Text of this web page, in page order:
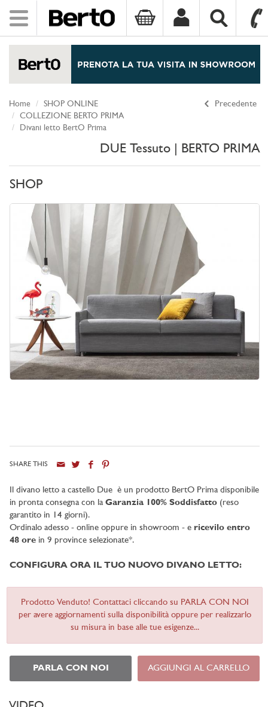
Toggle
navigation
Precedente
Home
SHOP ONLINE
COLLEZIONE BERTO PRIMA
Divani letto BertO Prima
DUE Tessuto | BERTO PRIMA
SHOP
SHARE THIS
Il divano letto a castello Due è un prodotto BertO Prima disponibile
in pronta consegna con la Garanzia 100% Soddisfatto (reso
garantito in 14 giorni).
Ordinalo adesso - online oppure in showroom - e ricevilo entro
48 ore in 9 province selezionate*.
CONFIGURA ORA IL TUO NUOVO DIVANO LETTO:
Prodotto Venduto! Contattaci cliccando su PARLA CON NOI
per avere aggiornamenti sulla disponibilità oppure per realizzarlo
su misura in base alle tue esigenze...
PARLA CON NOI AGGIUNGI AL CARRELLO